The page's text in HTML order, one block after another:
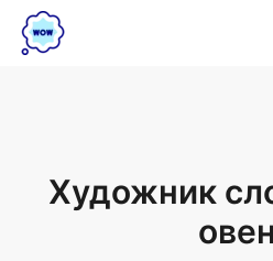
Художник